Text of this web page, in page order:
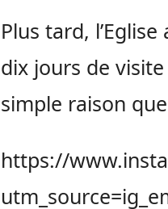
Plus tard,
dix jours de
simple raison
https://